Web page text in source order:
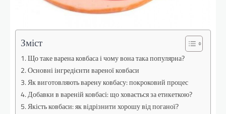
Зміст
Що таке варена ковбаса і чому вона така популярна?
Основні інгредієнти вареної ковбаси
Як виготовляють варену ковбасу: покроковий процес
Добавки в вареній ковбасі: що ховається за етикеткою?
Якість ковбаси: як відрізнити хорошу від поганої?